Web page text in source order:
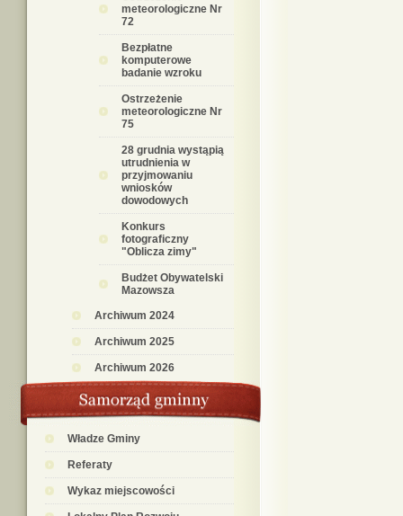
meteorologiczne Nr
72
Bezpłatne
komputerowe
badanie wzroku
Ostrzeżenie
meteorologiczne Nr
75
28 grudnia wystąpią
utrudnienia w
przyjmowaniu
wniosków
dowodowych
Konkurs
fotograficzny
"Oblicza zimy"
Budżet Obywatelski
Mazowsza
Archiwum 2024
Archiwum 2025
Archiwum 2026
Władze Gminy
Referaty
Wykaz miejscowości